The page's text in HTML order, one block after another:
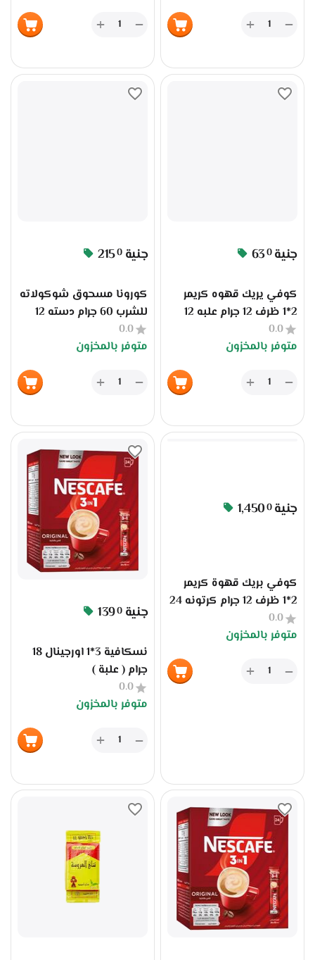
+ −
+ −
630 جنية
كوفي يريك قهوه كريمر
2*1 ظرف 12 جرام علبه 12
ظرف
0.0
متوفر بالمخزون
+ −
2150 جنية
كورونا مسحوق شوكولاته
للشرب 60 جرام دسته 12
قطعه
0.0
متوفر بالمخزون
+ −
1,4500 جنية
كوفي بريك قهوة كريمر
2*1 ظرف 12 جرام كرتونه 24
قطعه
0.0
متوفر بالمخزون
+ −
1390 جنية
نسكافية 3*1 اورجينال 18
جرام ( علبة )
0.0
متوفر بالمخزون
+ −